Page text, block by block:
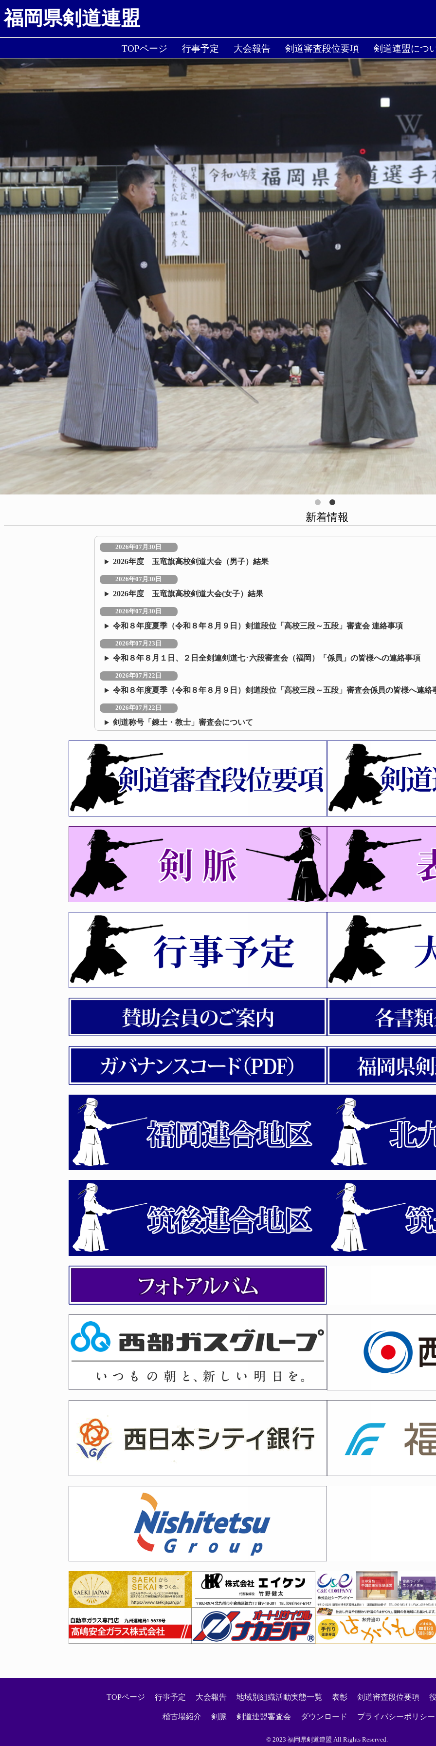
福岡県剣道連盟
TOPページ 行事予定 大会報告 剣道審査段位要項 剣道連盟につ
新着情報
2026年07月30日
2026年度 玉竜旗高校剣道大会（男子）結果
2026年07月30日
2026年度 玉竜旗高校剣道大会(女子）結果
2026年07月30日
令和８年度夏季（令和８年８月９日）剣道段位「高校三段～五段」審査会 連絡事項
2026年07月23日
令和８年８月１日、２日全剣連剣道七･六段審査会（福岡）「係員」の皆様への連絡事項
2026年07月22日
令和８年度夏季（令和８年８月９日）剣道段位「高校三段～五段」審査会係員の皆様へ連絡
2026年07月22日
剣道称号「錬士・教士」審査会について
2026年07月09日
令和８年度 福岡県剣道講習会（指導法）について（再）
2026年07月08日
令和8年度 剣道夏季段位審査会（福岡六・七、愛知八段） 受審者全剣連番号および八段審査
2026年06月22日
令和8年度福岡県剣道選手権大会、第74回全日本剣道選手権大会県予選結果について
第44回福岡県女子剣道選手権大会、第65回全日本女子剣道選手権大会県予選 結果について
2026年06月10日
令和８年度福岡県剣道選手権大会及び福岡県女子剣道選手権大会の「係員」へ連絡事項につ
2026年06月04日
令和8年度夏季段位審査会（高校三段～五段）開催案内
2026年05月21日
剣道称号（教士・錬士）認定講習会
2026年05月19日
剣道七・六段審査会｢福岡県｣・｢宮城県｣、剣道八段審査会「愛知県」の実施について
2026年04月27日
選手権福岡予選について
2026年04月21日
令和8年度 剣道春季段位審査会（京都六・七・八段、愛知六・七） 受審者全剣連番号一覧
2026年04月21日
剣脈31号（令和8年3月発行）を掲載いたしました。※PDF
2026年04月14日
2026年04月11日
令和8年度国民スポーツ大会・西日本各県対抗剣道大会選手候補選考会 「係員」への連絡
第163回 全剣連 社会体育指導員（初級）養成講習会 開催案内
令和８年度 福岡県剣道講習会（審判法）の開催について
2026年04月02日
令和８年度 第５６回福岡県剣道連盟「武道祭」の「係員」へ連絡事項について
2026年03月27日
剣道八段審査会 受審者の受付時間について
2026年03月04日
令和８年度 剣道伝達講習会の開催について
令和8年度国民スポーツ大会・西日本各県対抗剣道大会選手候補選考会実施について
2026年03月02日
2026年02月13日
福岡六段・七段審査会、山梨六段審査会 受審者の皆様へ
2026年02月10日
令和８年２月２８日、３月１日 六段・七段審査会（福岡）係員の皆様へのご連絡
令和8年春 剣道段位（六段～八段）審査会について
2026年01月29日
令和７年度冬季（令和８年２月８日）剣道段位「高校三段～五段」審査会受審者の皆様へ
2026年01月27日
令和８年２月～３月六段・七段審査会 見学者の登録について
2026年01月23日
映画館だよ全員集合！剣道まつり！
2026年01月22日
剣道称号「錬士・教士」審査会について
2026年01月20日
TOPページ 行事予定 大会報告 地域別組織活動実態一覧 表彰 剣道審査段位要項
稽古場紹介 剣脈 剣道連盟審査会 ダウンロード プライバシーポリシー
© 2023 福岡県剣道連盟 All Rights Reserved.